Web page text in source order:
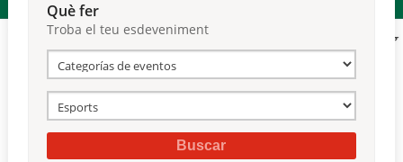
Reserves
Què fer
Troba el teu esdeveniment